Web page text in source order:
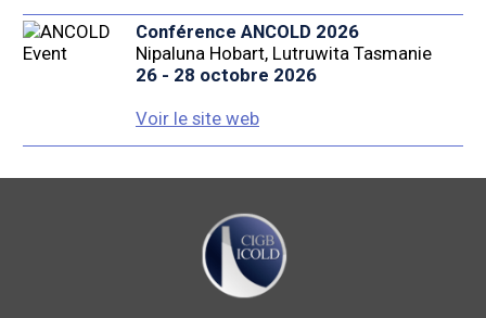
Conférence ANCOLD 2026
Nipaluna Hobart, Lutruwita Tasmanie
26 - 28 octobre 2026
Voir le site web